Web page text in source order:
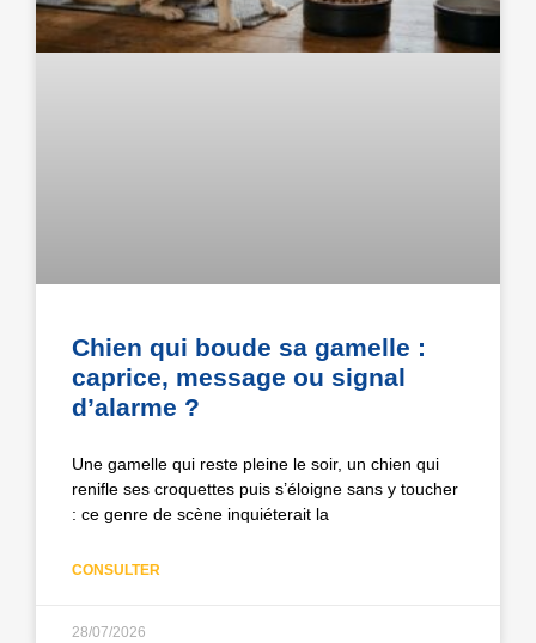
Chien qui boude sa gamelle :
caprice, message ou signal
d’alarme ?
Une gamelle qui reste pleine le soir, un chien qui
renifle ses croquettes puis s’éloigne sans y toucher
: ce genre de scène inquiéterait la
CONSULTER
28/07/2026